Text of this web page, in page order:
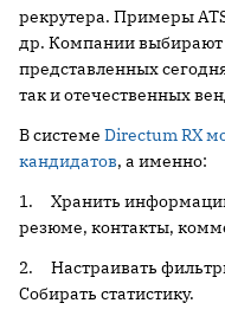
рекрутера. Примеры
др. Компании выбирают
представленных
так и отечественных
В системе Directum RX
кандидатов, а именно:
1. Хранить
резюме, контакты,
2. Настраивать
Собирать статистику.